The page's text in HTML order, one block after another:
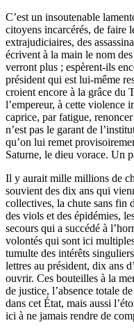
C’est un insoutenable
citoyens incarcérés, de faire
extrajudiciaires, des
écrivent à la main le nom
verront plus ; espèrent-ils
président qui est lui-même
croient encore à la grâce du
l’empereur, à cette violence
caprice, par fatigue,
n’est pas le garant de
qu’on lui remet
Saturne, le dieu vorace. Un
Il y aurait mille millions de
souvient des dix ans qui
collectives, la chute sans fin
des viols et des épidémies,
secours qui a succédé à
volontés qui sont ici
tumulte des intérêts
lettres au président, dix ans
ouvrir. Ces bouteilles à la
de justice, l’absence totale
dans cet État, mais aussi
ici à ne jamais rendre de